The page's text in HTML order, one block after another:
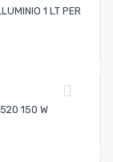
1 LT PER
150 W